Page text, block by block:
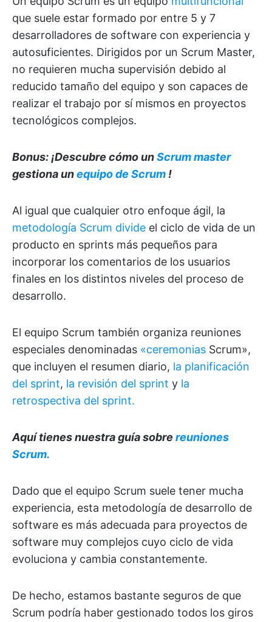
que suele estar formado por entre 5 y 7
desarrolladores de software con experiencia y
autosuficientes. Dirigidos por un Scrum Master,
no requieren mucha supervisión debido al
reducido tamaño del equipo y son capaces de
realizar el trabajo por sí mismos en proyectos
tecnológicos complejos.
Bonus: ¡Descubre cómo unScrum master
gestiona unequipo de Scrum !
Al igual que cualquier otro enfoque ágil, la
metodología Scrum divide el ciclo de vida de un
producto en sprints más pequeños para
incorporar los comentarios de los usuarios
finales en los distintos niveles del proceso de
desarrollo.
El equipo Scrum también organiza reuniones
especiales denominadas «ceremonias Scrum»,
que incluyen el resumen diario, la planificación
del sprint, la revisión del sprint y la
retrospectiva del sprint.
Aquí tienes nuestra guía sobre reuniones
Scrum.
Dado que el equipo Scrum suele tener mucha
experiencia, esta metodología de desarrollo de
software es más adecuada para proyectos de
software muy complejos cuyo ciclo de vida
evoluciona y cambia constantemente.
De hecho, estamos bastante seguros de que
Scrum podría haber gestionado todos los giros